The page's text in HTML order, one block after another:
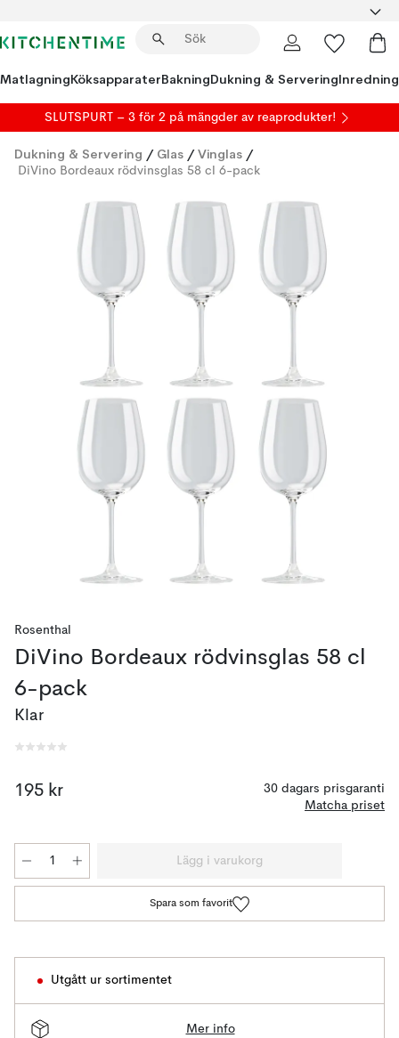
MatlagningKöksapparaterBakningDukning & ServeringInredning
SLUTSPURT – 3 för 2 på mängder av reaprodukter!
Dukning & Servering / Glas / Vinglas /
DiVino Bordeaux rödvinsglas 58 cl 6-pack
Rosenthal
DiVino Bordeaux rödvinsglas 58 cl
6-pack
Klar
195 kr
30 dagars prisgaranti
Matcha priset
Lägg i varukorg
Spara som favorit
Utgått ur sortimentet
Mer info